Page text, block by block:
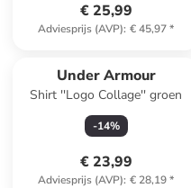
€ 25,99
Adviesprijs (AVP): € 45,97*
Under Armour
Shirt ''Logo Collage'' groen
-14%
€ 23,99
Adviesprijs (AVP): € 28,19*